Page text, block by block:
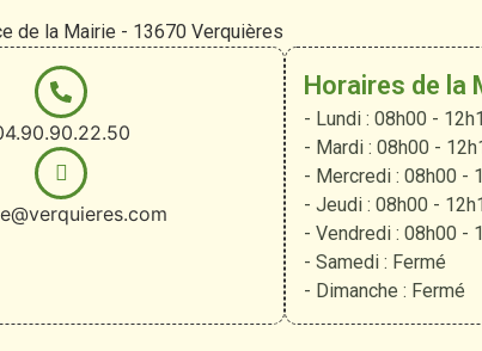
de la Mairie - 13670 Verquières
Horaires de la
- Lundi : 08h00 -
- Mardi : 08h00 -
- Mercredi : 08h00 -
- Jeudi : 08h00 -
- Vendredi : 08h00 -
- Samedi : Fermé
- Dimanche : Fermé